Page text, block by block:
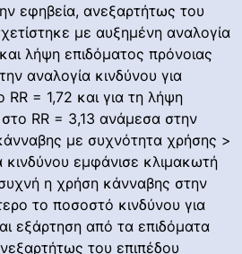
εφηβεία, ανεξαρτήτως του
με αυξημένη αναλογία
λήψη επιδόματος πρόνοιας
αναλογία κινδύνου για
RR = 1,72 και για τη λήψη
RR = 3,13 ανάμεσα στην
με συχνότητα χρήσης >
εμφάνισε κλιμακωτή
η χρήση κάνναβης στην
το ποσοστό κινδύνου για
εξάρτηση από τα επιδόματα
του επιπέδου